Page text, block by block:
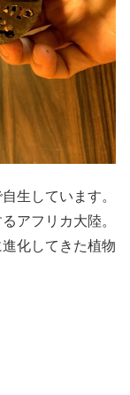
生しています。
アフリカ大陸。
化してきた植物